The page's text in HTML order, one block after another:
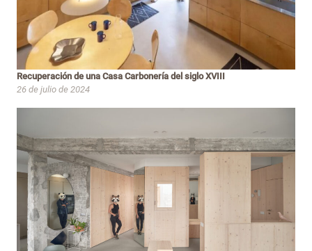
Recuperación de una Casa Carbonería del siglo XVIII
26 de julio de 2024